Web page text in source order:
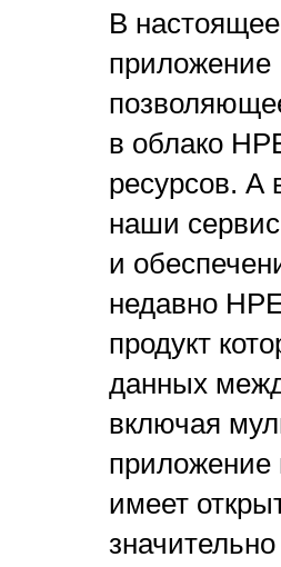
В
приложение
в облако
ресурсов. А
наши
и
недавно
продукт
данных
включая
приложение
имеет